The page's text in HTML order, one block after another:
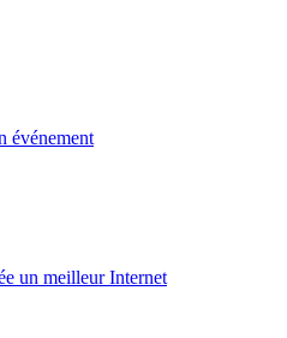
événement
un meilleur Internet